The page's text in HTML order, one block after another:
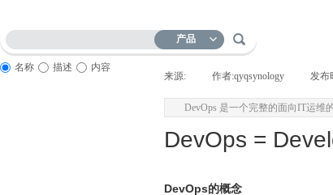
产品
名称 描述 内容
来源: 作者:qyqsynology 发布
DevOps 是一个完整的面向IT运维
DevOps =
DevOps的概念